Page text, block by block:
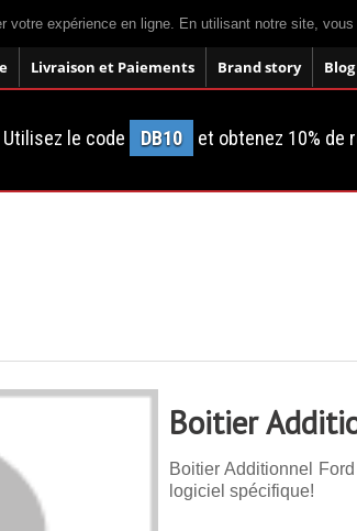
votre expérience en ligne. En utilisant notre site,
Livraison et Paiements Brand story Blog
Utilisez le code DB10 et obtenez 10% de
Boitier
Boitier Additionnel
logiciel spécifique!